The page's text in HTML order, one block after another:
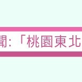
:「桃園東